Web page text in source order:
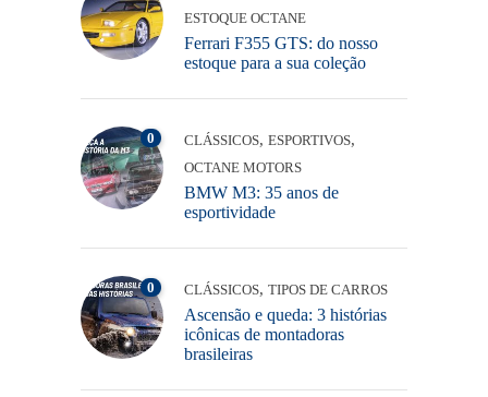
ESTOQUE OCTANE
Ferrari F355 GTS: do nosso
estoque para a sua coleção
0 CLÁSSICOS, ESPORTIVOS,
OCTANE MOTORS
BMW M3: 35 anos de
esportividade
0 CLÁSSICOS, TIPOS DE CARROS
Ascensão e queda: 3 histórias
icônicas de montadoras
brasileiras